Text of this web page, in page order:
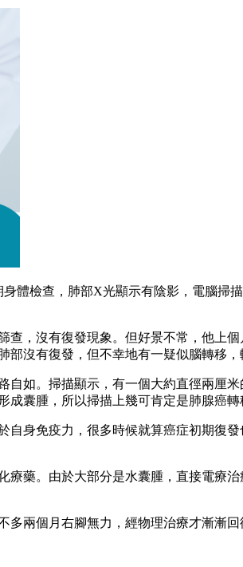
體檢查，肺部X光顯示有陰影，電腦掃
，沒有復發現象。但好景不常，他上
沒有復發，但不幸地有一疑似腦轉移，
如。掃描顯示，有一個大約直徑兩厘
囊腫，所以掃描上幾可肯定是肺腺癌轉
身免疫力，很多時候就算癌症初期復
藥。由於大部分是水囊腫，直接電療
兩個月右腳無力，經物理治療才漸漸回